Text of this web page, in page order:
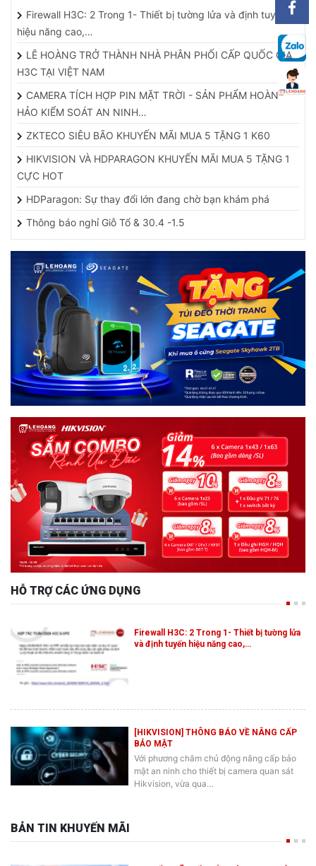
hiệu năng cao,…
LÊ HOÀNG TRỞ THÀNH NHÀ PHÂN PHỐI CẤP QUỐC GIA
H3C TẠI VIỆT NAM
CAMERA TÍCH HỢP PIN MẶT TRỜI - SẢN PHẨM HOÀN
HẢO KIỂM SOÁT AN NINH…
ZKTECO SIÊU BÃO KHUYẾN MÃI MUA 5 TẶNG 1 K60
HIKVISION VÀ HDPARAGON KHUYẾN MÃI MUA 5 TẶNG 1
CỰC HOT
HDParagon: Sự thay đổi lớn đang chờ bạn khám phá
Thông báo nghỉ Giỗ Tổ & 30.4 -1.5
HỖ TRỢ CÁC ỨNG DỤNG
và định tuyến hiệu năng cao,…
BẢO MẬT
Với phương châm chủ động nâng cấp bảo
mật an ninh cho thiết bị camera quan sát
Hikvision, vừa qua…
BẢN TIN KHUYẾN MÃI